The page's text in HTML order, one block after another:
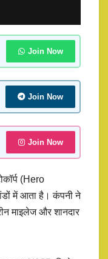
Join Now
Join Now
Join Now
(Hero
में आता है। कंपनी ने
माइलेज और शानदार